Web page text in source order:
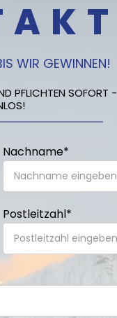
WIR GEWINNEN!
PFLICHTEN SOFORT -
Nachname*
Postleitzahl*